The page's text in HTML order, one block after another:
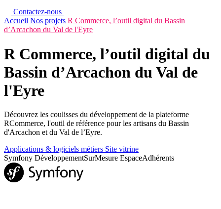
Contactez-nous
Accueil Nos projets R Commerce, l’outil digital du Bassin
d’Arcachon du Val de l'Eyre
R Commerce, l’outil digital du
Bassin d’Arcachon du Val de
l'Eyre
Découvrez les coulisses du développement de la plateforme
RCommerce, l'outil de référence pour les artisans du Bassin
d'Arcachon et du Val de l’Eyre.
Applications & logiciels métiers Site vitrine
Symfony DéveloppementSurMesure EspaceAdhérents